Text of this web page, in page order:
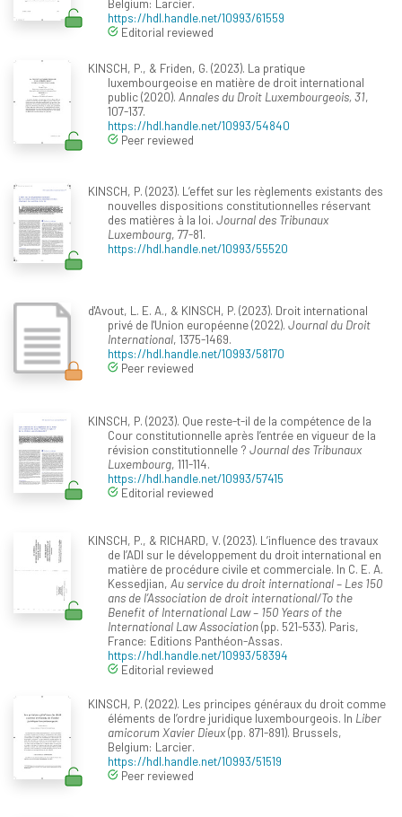
https://hdl.handle.net/10993/61559
Editorial reviewed
KINSCH, P., & Friden, G. (2023). La pratique
luxembourgeoise en matière de droit international
public (2020). Annales du Droit Luxembourgeois, 31,
107-137.
https://hdl.handle.net/10993/54840
Peer reviewed
KINSCH, P. (2023). L’effet sur les règlements existants des
nouvelles dispositions constitutionnelles réservant
des matières à la loi. Journal des Tribunaux
Luxembourg, 77-81.
https://hdl.handle.net/10993/55520
d'Avout, L. E. A., & KINSCH, P. (2023). Droit international
privé de l'Union européenne (2022). Journal du Droit
International, 1375-1469.
https://hdl.handle.net/10993/58170
Peer reviewed
KINSCH, P. (2023). Que reste-t-il de la compétence de la
Cour constitutionnelle après l’entrée en vigueur de la
révision constitutionnelle ? Journal des Tribunaux
Luxembourg, 111-114.
https://hdl.handle.net/10993/57415
Editorial reviewed
KINSCH, P., & RICHARD, V. (2023). L’influence des travaux
de l’ADI sur le développement du droit international en
matière de procédure civile et commerciale. In C. E. A.
Kessedjian, Au service du droit international – Les 150
ans de l’Association de droit international/To the
Benefit of International Law – 150 Years of the
International Law Association(pp. 521-533). Paris,
France: Editions Panthéon-Assas.
https://hdl.handle.net/10993/58394
Editorial reviewed
KINSCH, P. (2022). Les principes généraux du droit comme
éléments de l’ordre juridique luxembourgeois. In Liber
amicorum Xavier Dieux(pp. 871-891). Brussels,
Belgium: Larcier.
https://hdl.handle.net/10993/51519
Peer reviewed